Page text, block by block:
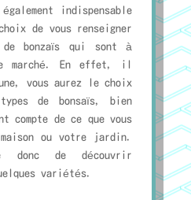
indispensable
de vous renseigner
bonzaïs qui sont à
marché. En effet, il
vous aurez le choix
de bonsaïs, bien
compte de ce que vous
ou votre jardin.
donc de découvrir
variétés.